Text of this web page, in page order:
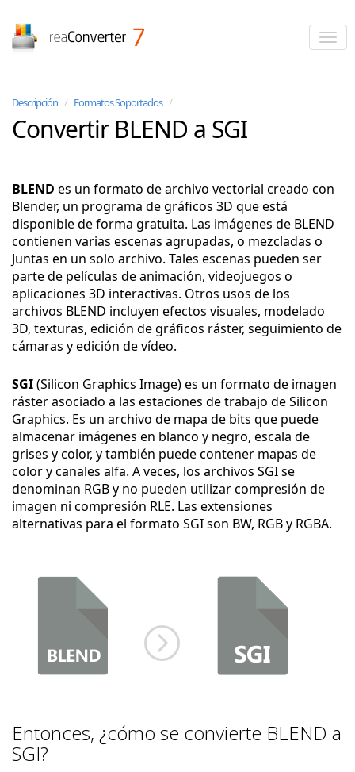
Descripción / Formatos Soportados /
Convertir BLEND a SGI
BLEND es un formato de archivo vectorial creado con
Blender, un programa de gráficos 3D que está
disponible de forma gratuita. Las imágenes de BLEND
contienen varias escenas agrupadas, o mezcladas o
Juntas en un solo archivo. Tales escenas pueden ser
parte de películas de animación, videojuegos o
aplicaciones 3D interactivas. Otros usos de los
archivos BLEND incluyen efectos visuales, modelado
3D, texturas, edición de gráficos ráster, seguimiento de
cámaras y edición de vídeo.
SGI(Silicon Graphics Image) es un formato de imagen
ráster asociado a las estaciones de trabajo de Silicon
Graphics. Es un archivo de mapa de bits que puede
almacenar imágenes en blanco y negro, escala de
grises y color, y también puede contener mapas de
color y canales alfa. A veces, los archivos SGI se
denominan RGB y no pueden utilizar compresión de
imagen ni compresión RLE. Las extensiones
alternativas para el formato SGI son BW, RGB y RGBA.
Entonces, ¿cómo se convierte BLEND a
SGI?